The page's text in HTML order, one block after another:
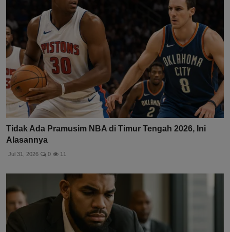
Tidak Ada Pramusim NBA di Timur Tengah 2026, Ini
Alasannya
Jul 31, 2026 0 11